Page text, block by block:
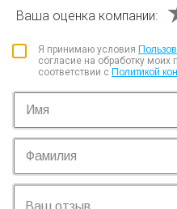
Ваша оценка компании:
Я принимаю условия
согласие на обработку
соответствии с Политикой